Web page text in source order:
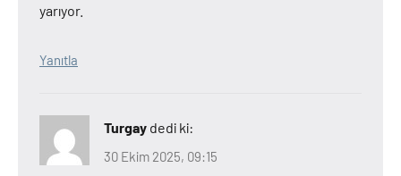
yarıyor.
Yanıtla
Turgay dedi ki:
30 Ekim 2025, 09:15